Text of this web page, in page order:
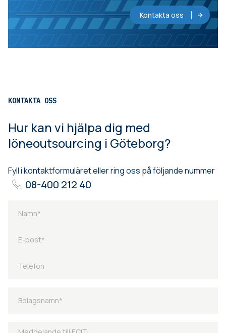
Kontakta oss
KONTAKTA OSS
Hur kan vi hjälpa dig med
löneoutsourcing i Göteborg?
Fyll i kontaktformuläret eller ring oss på följande nummer
08-400 212 40